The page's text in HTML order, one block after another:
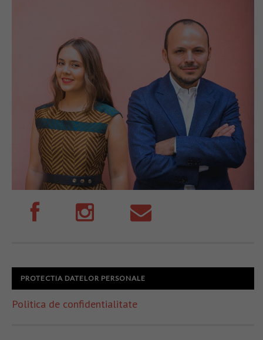
PROTECTIA DATELOR PERSONALE
Politica de confidentialitate